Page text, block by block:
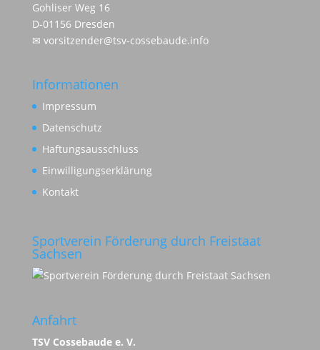
Gohliser Weg 16
D-01156 Dresden
✉ vorsitzender@tsv-cossebaude.info
Informationen
Impressum
Datenschutz
Haftungsausschluss
Einwilligungserklärung
Kontakt
Sportverein Förderung durch Freistaat
Sachsen
Anfahrt
TSV Cossebaude e. V.